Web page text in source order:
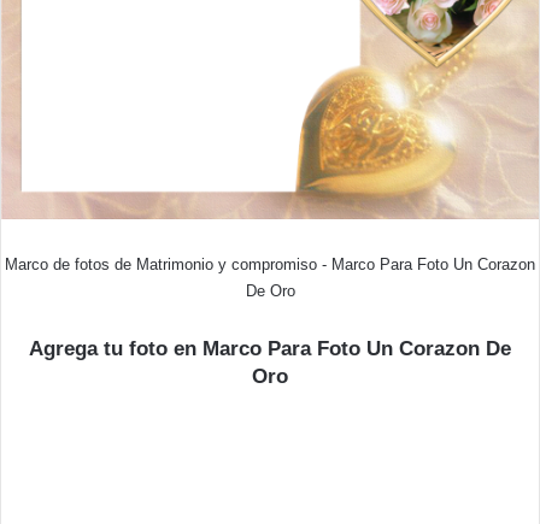
Marco de fotos de Matrimonio y compromiso - Marco Para Foto Un Corazon
De Oro
Agrega tu foto en Marco Para Foto Un Corazon De
Oro